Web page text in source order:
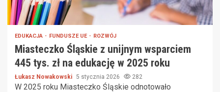
EDUKACJA FUNDUSZE UE ROZWÓJ
Miasteczko Śląskie z unijnym wsparciem
445 tys. zł na edukację w 2025 roku
Łukasz Nowakowski 5 stycznia 2026 282
W 2025 roku Miasteczko Śląskie odnotowało